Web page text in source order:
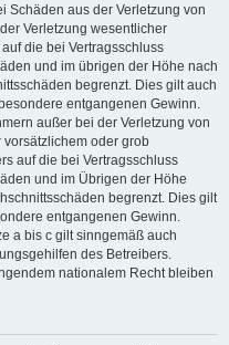
Schäden aus der Verletzung von
Verletzung wesentlicher
die bei Vertragsschluss
und im übrigen der Höhe nach
begrenzt. Dies gilt auch
entgangenen Gewinn.
außer bei der Verletzung von
oder grob
auf die bei Vertragsschluss
und im Übrigen der Höhe
begrenzt. Dies gilt
entgangenen Gewinn.
a bis c gilt sinngemäß auch
des Betreibers.
nationalem Recht bleiben